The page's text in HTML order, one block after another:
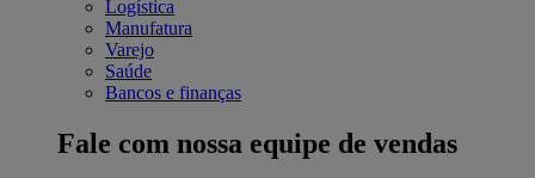
Logística
Manufatura
Varejo
Saúde
Bancos e finanças
Fale com nossa equipe de vendas